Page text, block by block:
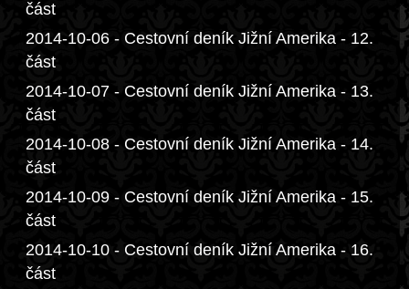
část
2014-10-06 - Cestovní deník Jižní Amerika - 12.
část
2014-10-07 - Cestovní deník Jižní Amerika - 13.
část
2014-10-08 - Cestovní deník Jižní Amerika - 14.
část
2014-10-09 - Cestovní deník Jižní Amerika - 15.
část
2014-10-10 - Cestovní deník Jižní Amerika - 16.
část